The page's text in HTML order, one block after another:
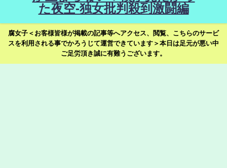
た夜空-独女批判殺到激闘編
腐女子＜お客様皆様が掲載の記事等へアクセス、閲覧、こちらのサービ
スを利用される事でかろうじて運営できています＞本日は足元が悪い中
ご足労頂き誠に有難うございます。